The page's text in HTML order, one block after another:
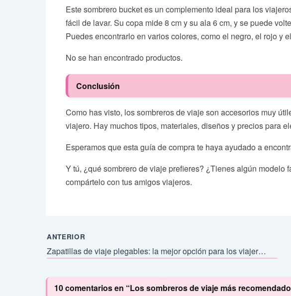
Este sombrero bucket es un complemento ideal para los
fácil de lavar. Su copa mide 8 cm y su ala 6 cm, y se puede
Puedes encontrarlo en varios colores, como el negro, el rojo y
No se han encontrado productos.
Conclusión
Como has visto, los sombreros de viaje son accesorios muy
viajero. Hay muchos tipos, materiales, diseños y precios para
Esperamos que esta guía de compra te haya ayudado a
Y tú, ¿qué sombrero de viaje prefieres? ¿Tienes algún modelo
compártelo con tus amigos viajeros.
ANTERIOR
Zapatillas de viaje plegables: la mejor opción para los viajeros en 2023
10 comentarios en “Los sombreros de viaje más